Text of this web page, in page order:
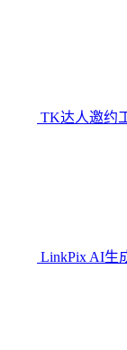
TK达人邀约
LinkPix AI生